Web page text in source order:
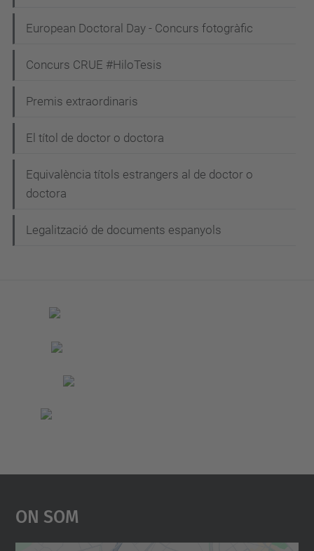
European Doctoral Day - Concurs fotogràfic
Concurs CRUE #HiloTesis
Premis extraordinaris
El títol de doctor o doctora
Equivalència títols estrangers al de doctor o
doctora
Legalització de documents espanyols
On Som